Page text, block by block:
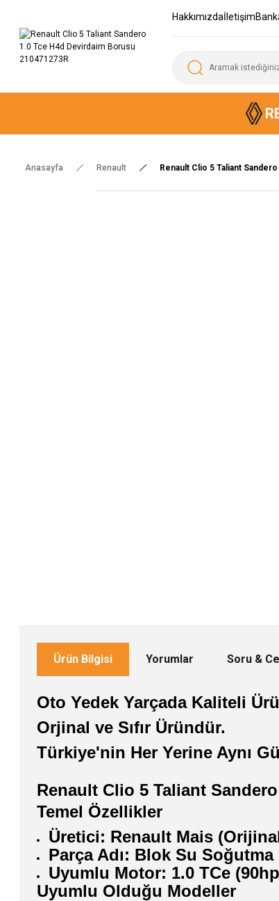
Hakkımızdaİletişim
Anasayfa Renault Renault Clio 5 Taliant
Ürün Bilgisi Yorumlar Soru &
Oto Yedek Yarçada Kaliteli
Orjinal ve Sıfır Üründür.
Türkiye'nin Her Yerine Aynı
Renault Clio 5 Taliant
Temel Özellikler
Üretici: Renault Mais
Parça Adı: Blok Su
Uyumlu Motor: 1.0 TCe
Uyumlu Olduğu Modeller